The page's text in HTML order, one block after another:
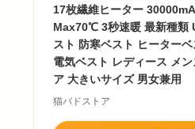
17枚繊維ヒーター
Max70℃ 3秒速暖 最新種類
スト 防寒ベスト ヒーター
電気ベスト レディース メ
ア 大きいサイズ 男女兼用
猫バドストア